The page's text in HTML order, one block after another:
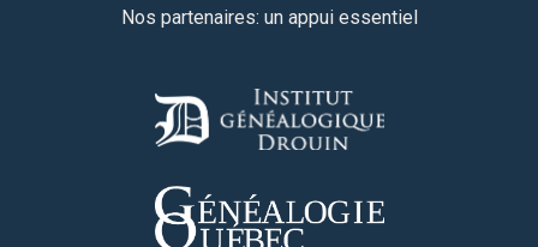
Nos partenaires: un appui essentiel